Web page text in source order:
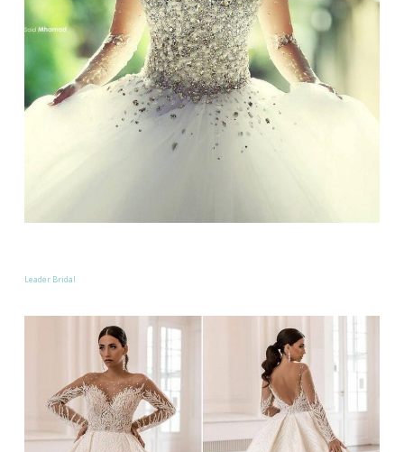
Leader Bridal